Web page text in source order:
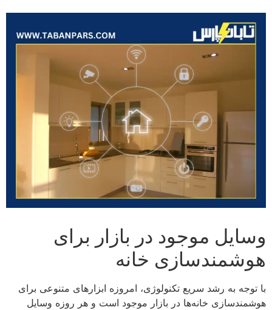
وسایل موجود در بازار برای
هوشمندسازی خانه
با توجه به رشد سریع تکنولوژی، امروزه ابزارهای متنوعی برای
هوشمندسازی خانه‌ها در بازار موجود است و هر روزه وسایل